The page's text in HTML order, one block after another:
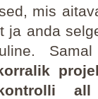
mis
ja anda